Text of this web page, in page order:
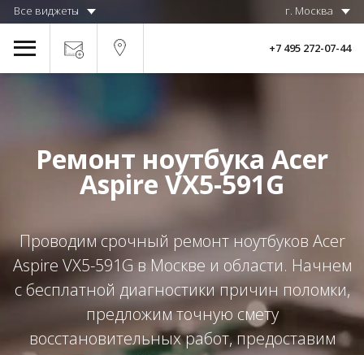
Все виджеты г. Москва
+7 495 272-07-44
Ремонт ноутбука Acer
Aspire VX5-591G
Проводим срочный ремонт ноутбуков Acer
Aspire VX5-591G в Москве и области. Начнем
с бесплатной диагностики причин поломки,
предложим точную смету
восстановительных работ, предоставим